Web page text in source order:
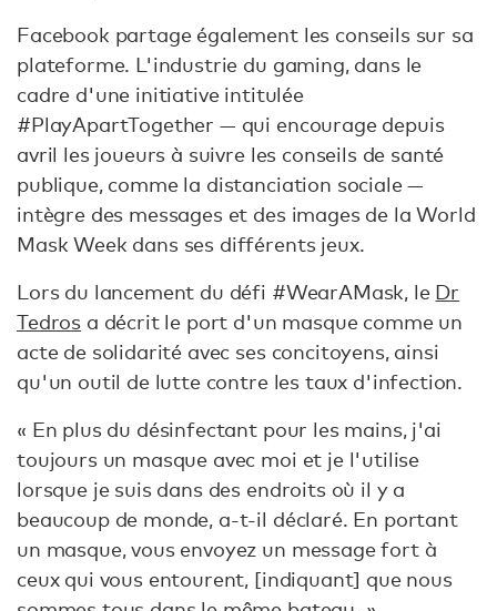
Facebook partage également les conseils sur sa
plateforme. L'industrie du gaming, dans le
cadre d'une initiative intitulée
#PlayApartTogether — qui encourage depuis
avril les joueurs à suivre les conseils de santé
publique, comme la distanciation sociale —
intègre des messages et des images de la World
Mask Week dans ses différents jeux.
Lors du lancement du défi #WearAMask, le Dr
Tedros a décrit le port d'un masque comme un
acte de solidarité avec ses concitoyens, ainsi
qu'un outil de lutte contre les taux d'infection.
« En plus du désinfectant pour les mains, j'ai
toujours un masque avec moi et je l'utilise
lorsque je suis dans des endroits où il y a
beaucoup de monde, a-t-il déclaré. En portant
un masque, vous envoyez un message fort à
ceux qui vous entourent, [indiquant] que nous